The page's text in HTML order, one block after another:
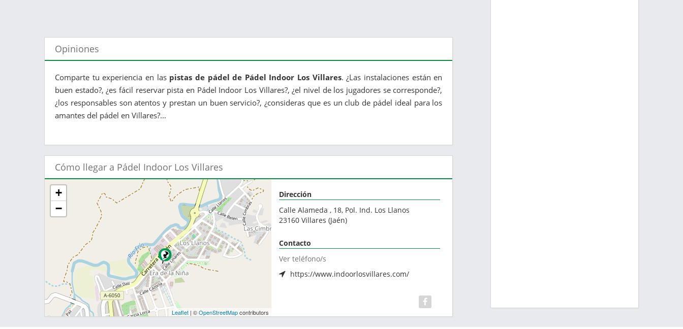
Opiniones
Comparte tu experiencia en las pistas de pádel de Pádel Indoor Los Villares. ¿Las instalaciones están en
buen estado?, ¿es fácil reservar pista en Pádel Indoor Los Villares?, ¿el nivel de los jugadores se corresponde?,
¿los responsables son atentos y prestan un buen servicio?, ¿consideras que es un club de pádel ideal para los
amantes del pádel en Villares?...
Cómo llegar a Pádel Indoor Los Villares
+
−
Leaflet | ©OpenStreetMapcontributors
Dirección
Calle Alameda , 18, Pol. Ind. Los Llanos
23160 Villares (Jaén)
Contacto
Ver teléfono/s
https://www.indoorlosvillares.com/